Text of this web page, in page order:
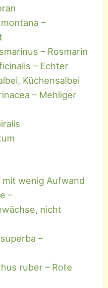
–
– Rosmarin
– Echter
Küchensalbei
– Mehliger
mit wenig Aufwand
–
nicht
–
ruber – Rote